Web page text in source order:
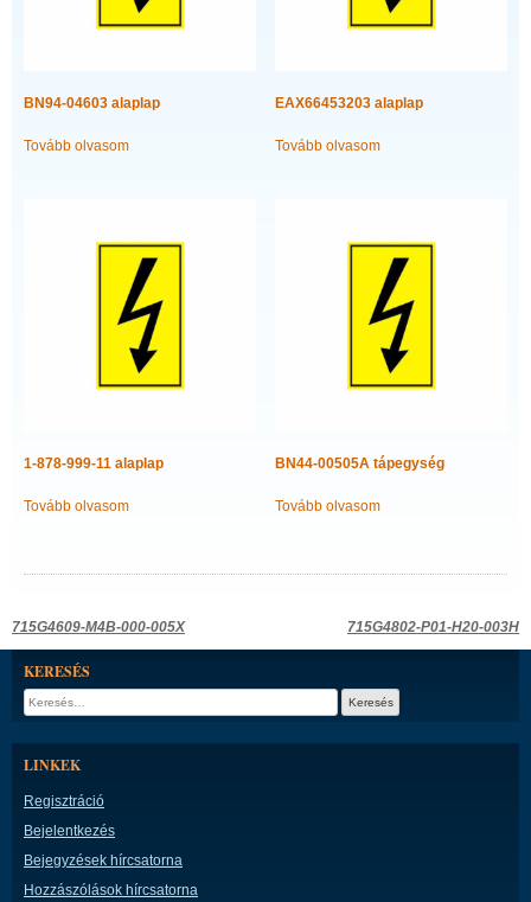
BN94-04603 alaplap
Tovább olvasom
EAX66453203 alaplap
Tovább olvasom
1-878-999-11 alaplap
Tovább olvasom
BN44-00505A tápegység
Tovább olvasom
Bejegyzés
navigáció
715G4609-M4B-000-005X 715G4802-P01-H20-003H
KERESÉS
Keresés:
LINKEK
Regisztráció
Bejelentkezés
Bejegyzések hírcsatorna
Hozzászólások hírcsatorna